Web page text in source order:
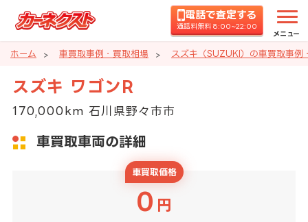
電話で査定する
通話料無料 8:00~22:00
メニュー
ホーム 車買取事例・買取相場 スズキ（SUZUKI）の車買取事例
スズキ ワゴンR
170,000km 石川県野々市市
車買取車両の詳細
車買取価格
0 円